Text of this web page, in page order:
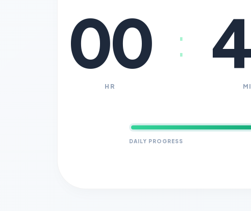
00
HR
:
DAILY PROGRESS